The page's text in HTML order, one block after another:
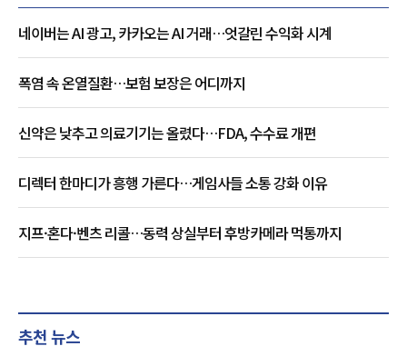
네이버는 AI 광고, 카카오는 AI 거래…엇갈린 수익화 시계
폭염 속 온열질환…보험 보장은 어디까지
신약은 낮추고 의료기기는 올렸다…FDA, 수수료 개편
디렉터 한마디가 흥행 가른다…게임사들 소통 강화 이유
지프·혼다·벤츠 리콜…동력 상실부터 후방카메라 먹통까지
추천 뉴스